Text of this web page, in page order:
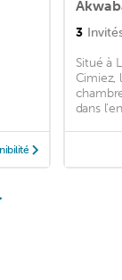
3
Situé à
Cimiez,
dans